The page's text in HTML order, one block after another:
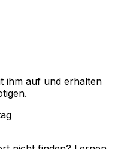
ihm auf und erhalten